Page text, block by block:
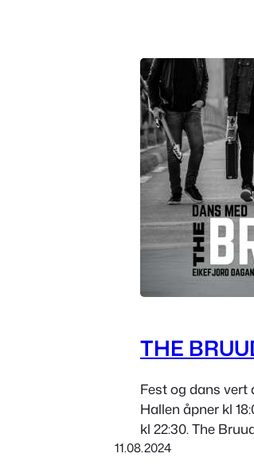
THE
Fest og dans vert
Hallen åpner kl
kl 22:30. The
lover festivitas og
11.08.2024